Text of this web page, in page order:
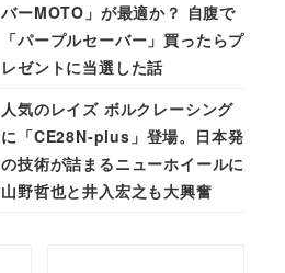
バーMOTO」が最適か？ 自腹で
「パープルセーバー」買ったらプ
レゼントに当選した話
人気のレイズ ボルクレーシング
に「CE28N-plus」登場。日本発
の技術が詰まるニューホイールに
山野哲也と井入宏之も大興奮